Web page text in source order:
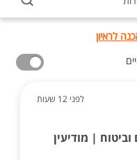
לראיון
לפני 12 שעות
| מודיעין